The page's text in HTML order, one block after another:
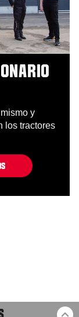
y
los tractores